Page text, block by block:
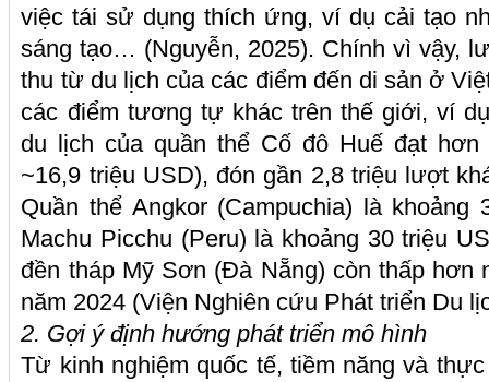
việc tái sử dụng thích ứng, ví dụ cải tạo
sáng tạo… (Nguyễn, 2025). Chính vì vậy,
thu từ du lịch của các điểm đến di sản ở
các điểm tương tự khác trên thế giới, ví
du lịch của quần thể Cố đô Huế đạt
~16,9 triệu USD), đón gần 2,8 triệu lượt
Quần thể Angkor (Campuchia) là
Machu Picchu (Peru) là khoảng 30 triệu
đền tháp Mỹ Sơn (Đà Nẵng) còn thấp hơn
năm 2024 (Viện Nghiên cứu Phát triển Du
2. Gợi ý định hướng phát triển mô hình
Từ kinh nghiệm quốc tế, tiềm năng và